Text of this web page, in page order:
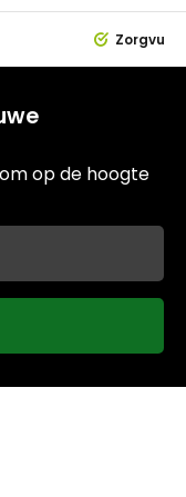
op de hoogte